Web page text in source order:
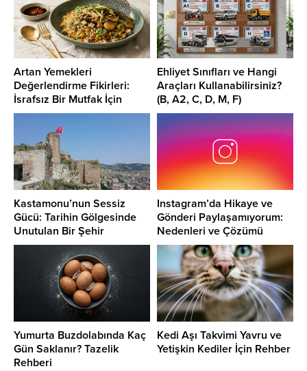
Artan Yemekleri
Değerlendirme Fikirleri:
İsrafsız Bir Mutfak İçin
Pratik Yollar
Ehliyet Sınıfları ve Hangi
Araçları Kullanabilirsiniz?
(B, A2, C, D, M, F)
Kastamonu’nun Sessiz
Gücü: Tarihin Gölgesinde
Unutulan Bir Şehir
Instagram’da Hikaye ve
Gönderi Paylaşamıyorum:
Nedenleri ve Çözümü
Yumurta Buzdolabında Kaç
Gün Saklanır? Tazelik
Rehberi
Kedi Aşı Takvimi Yavru ve
Yetişkin Kediler İçin Rehber